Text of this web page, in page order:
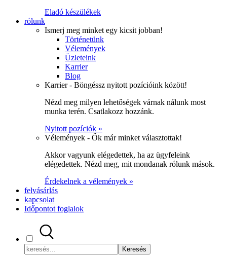
Eladó készülékek
rólunk
Ismerj meg minket egy kicsit jobban!
Történetünk
Vélemények
Üzleteink
Karrier
Blog
Karrier - Böngéssz nyitott pozícióink között!
Nézd meg milyen lehetőségek várnak nálunk most
munka terén. Csatlakozz hozzánk.
Nyitott pozíciók »
Vélemények - Ők már minket választottak!
Akkor vagyunk elégedettek, ha az ügyfeleink
elégedettek. Nézd meg, mit mondanak rólunk mások.
Érdekelnek a vélemények »
felvásárlás
kapcsolat
Időpontot foglalok
Keresés